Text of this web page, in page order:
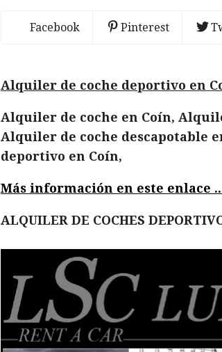
Facebook Pinterest
Alquiler de coche deportivo en
Alquiler de coche en Coín,
Alquiler de coche descapotable
deportivo en Coín,
Más información en este enlace
ALQUILER DE COCHES